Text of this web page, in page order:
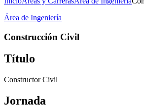
Área de Ingeniería
Construcción Civil
Título
Constructor Civil
Jornada